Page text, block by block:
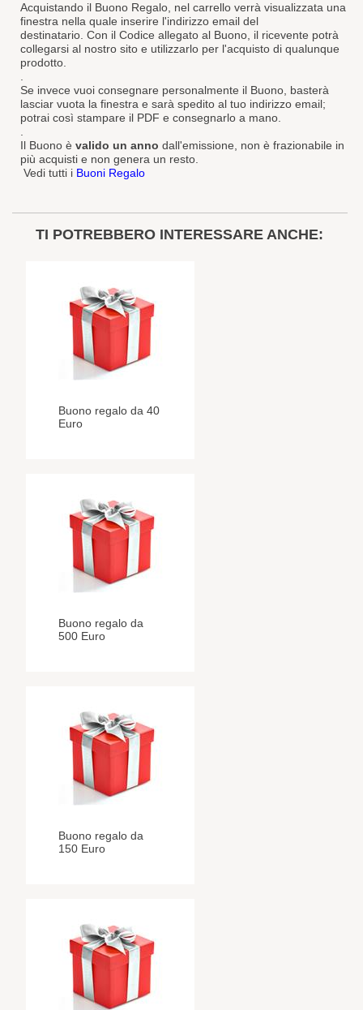
Acquistando il Buono Regalo, nel carrello verrà visualizzata una
finestra nella quale inserire l'indirizzo email del
destinatario. Con il Codice allegato al Buono, il ricevente potrà
collegarsi al nostro sito e utilizzarlo per l'acquisto di qualunque
prodotto.
Se invece vuoi consegnare personalmente il Buono, basterà
lasciar vuota la finestra e sarà spedito al tuo indirizzo email;
potrai così stampare il PDF e consegnarlo a mano.
Il Buono è valido un anno dall'emissione, non è frazionabile in
più acquisti e non genera un resto.
Vedi tutti i Buoni Regalo
TI POTREBBERO INTERESSARE ANCHE:
Buono regalo da 40
Euro
Buono regalo da
500 Euro
Buono regalo da
150 Euro